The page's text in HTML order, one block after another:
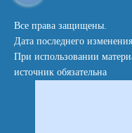
Все права защищены.
Дата последнего
При использовании
источник обязательна